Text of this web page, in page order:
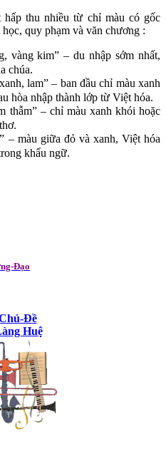
thu nhiều từ chỉ màu có gốc
quy phạm và văn chương :
vàng kim” – du nhập sớm nhất,
chúa.
lam” – ban đầu chỉ màu xanh
hòa nhập thành lớp từ Việt hóa.
thẫm” – chỉ màu xanh khói hoặc
– màu giữa đỏ và xanh, Việt hóa
khẩu ngữ.
Đạo
Đề
Huệ